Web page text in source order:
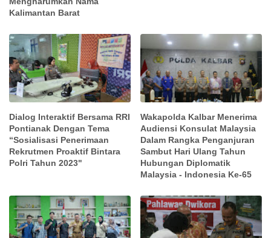
Kalimantan Barat
Dialog Interaktif Bersama RRI
Pontianak Dengan Tema
“Sosialisasi Penerimaan
Rekrutmen Proaktif Bintara
Polri Tahun 2023"
Wakapolda Kalbar Menerima
Audiensi Konsulat Malaysia
Dalam Rangka Penganjuran
Sambut Hari Ulang Tahun
Hubungan Diplomatik
Malaysia - Indonesia Ke-65